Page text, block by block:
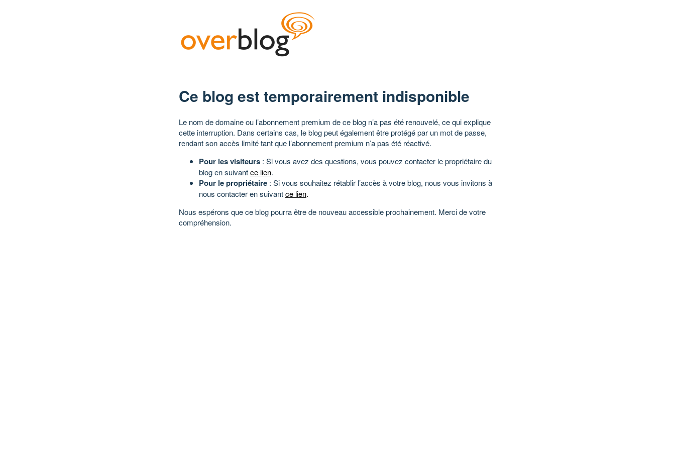
Ce blog est temporairement indisponible
Le nom de domaine ou l’abonnement premium de ce blog n’a pas été renouvelé, ce qui explique
cette interruption. Dans certains cas, le blog peut également être protégé par un mot de passe,
rendant son accès limité tant que l’abonnement premium n’a pas été réactivé.
Pour les visiteurs : Si vous avez des questions, vous pouvez contacter le propriétaire du
blog en suivantce lien.
Pour le propriétaire : Si vous souhaitez rétablir l’accès à votre blog, nous vous invitons à
nous contacter en suivantce lien.
Nous espérons que ce blog pourra être de nouveau accessible prochainement. Merci de votre
compréhension.